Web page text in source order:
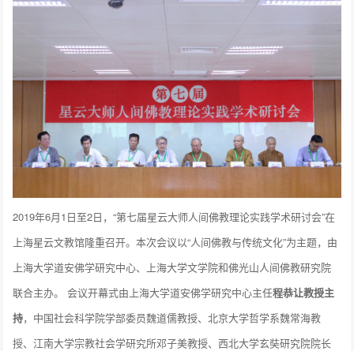
2019年6月1日至2日，“第七届星云大师人间佛教理论实践学术研讨会”在
上海星云文教馆隆重召开。本次会议以“人间佛教与传统文化”为主题，由
上海大学道安佛学研究中心、上海大学文学院和佛光山人间佛教研究院
联合主办。 会议开幕式由上海大学道安佛学研究中心主任程恭让教授主
持，中国社会科学院学部委员魏道儒教授、北京大学哲学系魏常海教
授、江南大学宗教社会学研究所邓子美教授、西北大学玄奘研究院院长